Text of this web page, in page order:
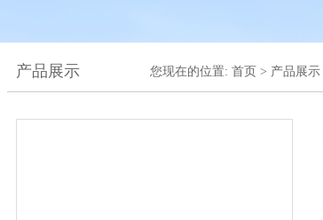
产品展示 您现在的位置: 首页 > 产品展示